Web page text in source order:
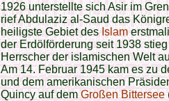
1926 unterstellte sich Asir im
rief Abdulaziz al-Saud das
heiligste Gebiet desIslam
der Erdölförderung seit 1938
Herrscher der islamischen Welt
Am 14. Februar 1945 kam es zu
und dem amerikanischen
Quincy auf demGroßen Bittersee